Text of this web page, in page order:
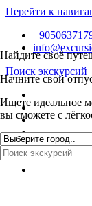
Перейти к
Найдите своё
Начните свой
Ищете идеальное
вы сможете с
Поиск экскурсий